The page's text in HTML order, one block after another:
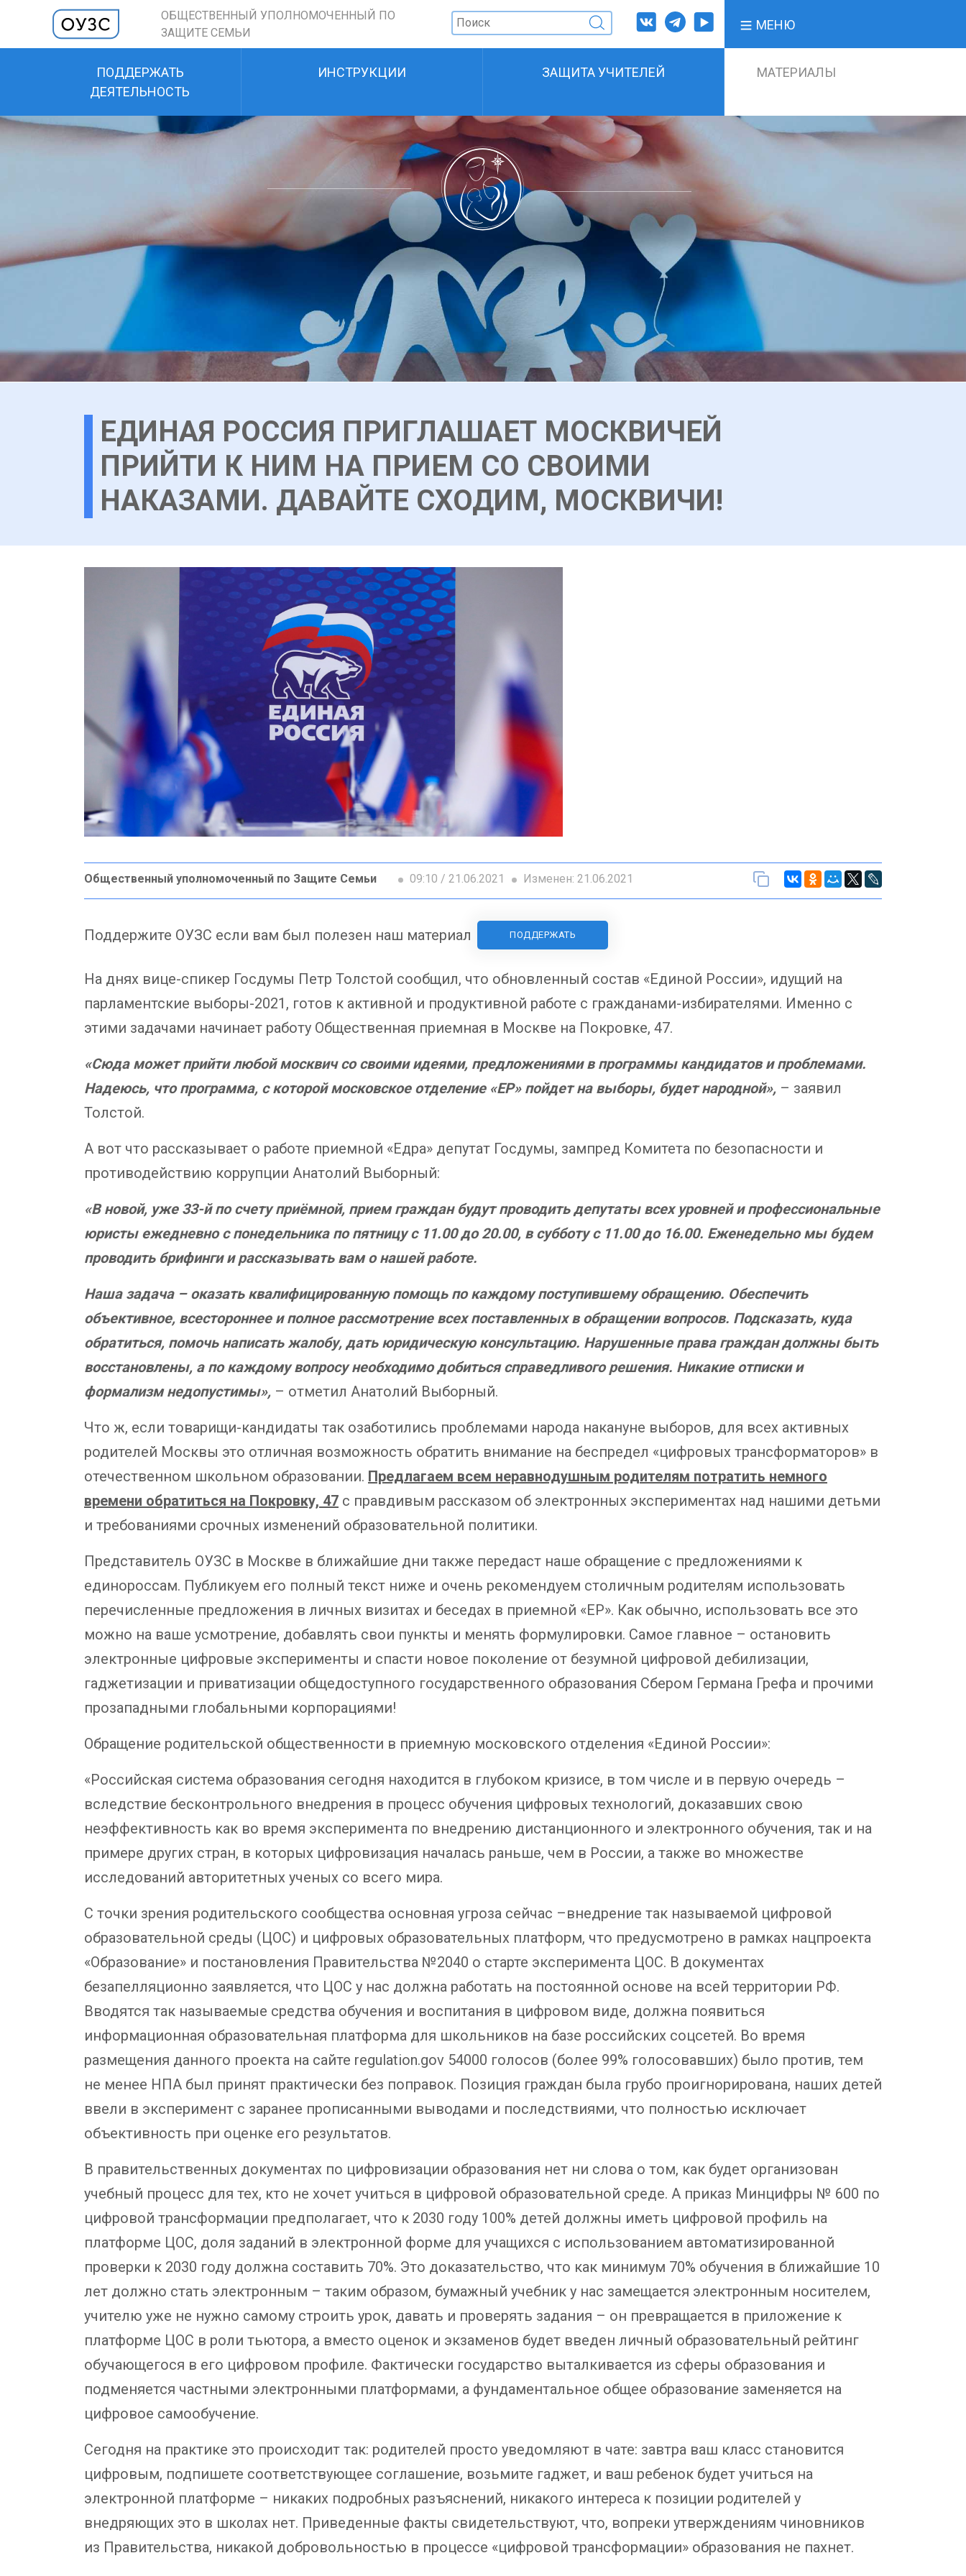
ОБЩЕСТВЕННЫЙ УПОЛНОМОЧЕННЫЙ ПО
ЗАЩИТЕ СЕМЬИ
МЕНЮ
ПОДДЕРЖАТЬ
ДЕЯТЕЛЬНОСТЬ
ИНСТРУКЦИИ ЗАЩИТА УЧИТЕЛЕЙ МАТЕРИАЛЫ
ЕДИНАЯ РОССИЯ ПРИГЛАШАЕТ МОСКВИЧЕЙ
ПРИЙТИ К НИМ НА ПРИЕМ СО СВОИМИ
НАКАЗАМИ. ДАВАЙТЕ СХОДИМ, МОСКВИЧИ!
Общественный уполномоченный по Защите Семьи 09:10 / 21.06.2021 Изменен: 21.06.2021
Поддержите ОУЗС если вам был полезен наш материал ПОДДЕРЖАТЬ
На днях вице-спикер Госдумы Петр Толстой сообщил, что обновленный состав «Единой России», идущий на
парламентские выборы-2021, готов к активной и продуктивной работе с гражданами-избирателями. Именно с
этими задачами начинает работу Общественная приемная в Москве на Покровке, 47.
«Сюда может прийти любой москвич со своими идеями, предложениями в программы кандидатов и проблемами.
Надеюсь, что программа, с которой московское отделение «ЕР» пойдет на выборы, будет народной», – заявил
Толстой.
А вот что рассказывает о работе приемной «Едра» депутат Госдумы, зампред Комитета по безопасности и
противодействию коррупции Анатолий Выборный:
«В новой, уже 33-й по счету приёмной, прием граждан будут проводить депутаты всех уровней и профессиональные
юристы ежедневно с понедельника по пятницу с 11.00 до 20.00, в субботу с 11.00 до 16.00. Еженедельно мы будем
проводить брифинги и рассказывать вам о нашей работе.
Наша задача – оказать квалифицированную помощь по каждому поступившему обращению. Обеспечить
объективное, всестороннее и полное рассмотрение всех поставленных в обращении вопросов. Подсказать, куда
обратиться, помочь написать жалобу, дать юридическую консультацию. Нарушенные права граждан должны быть
восстановлены, а по каждому вопросу необходимо добиться справедливого решения. Никакие отписки и
формализм недопустимы», – отметил Анатолий Выборный.
Что ж, если товарищи-кандидаты так озаботились проблемами народа накануне выборов, для всех активных
родителей Москвы это отличная возможность обратить внимание на беспредел «цифровых трансформаторов» в
отечественном школьном образовании. Предлагаем всем неравнодушным родителям потратить немного
времени обратиться на Покровку, 47 с правдивым рассказом об электронных экспериментах над нашими детьми
и требованиями срочных изменений образовательной политики.
Представитель ОУЗС в Москве в ближайшие дни также передаст наше обращение с предложениями к
единороссам. Публикуем его полный текст ниже и очень рекомендуем столичным родителям использовать
перечисленные предложения в личных визитах и беседах в приемной «ЕР». Как обычно, использовать все это
можно на ваше усмотрение, добавлять свои пункты и менять формулировки. Самое главное – остановить
электронные цифровые эксперименты и спасти новое поколение от безумной цифровой дебилизации,
гаджетизации и приватизации общедоступного государственного образования Сбером Германа Грефа и прочими
прозападными глобальными корпорациями!
Обращение родительской общественности в приемную московского отделения «Единой России»:
«Российская система образования сегодня находится в глубоком кризисе, в том числе и в первую очередь –
вследствие бесконтрольного внедрения в процесс обучения цифровых технологий, доказавших свою
неэффективность как во время эксперимента по внедрению дистанционного и электронного обучения, так и на
примере других стран, в которых цифровизация началась раньше, чем в России, а также во множестве
исследований авторитетных ученых со всего мира.
С точки зрения родительского сообщества основная угроза сейчас –внедрение так называемой цифровой
образовательной среды (ЦОС) и цифровых образовательных платформ, что предусмотрено в рамках нацпроекта
«Образование» и постановления Правительства №2040 о старте эксперимента ЦОС. В документах
безапелляционно заявляется, что ЦОС у нас должна работать на постоянной основе на всей территории РФ.
Вводятся так называемые средства обучения и воспитания в цифровом виде, должна появиться
информационная образовательная платформа для школьников на базе российских соцсетей. Во время
размещения данного проекта на сайте regulation.gov 54000 голосов (более 99% голосовавших) было против, тем
не менее НПА был принят практически без поправок. Позиция граждан была грубо проигнорирована, наших детей
ввели в эксперимент с заранее прописанными выводами и последствиями, что полностью исключает
объективность при оценке его результатов.
В правительственных документах по цифровизации образования нет ни слова о том, как будет организован
учебный процесс для тех, кто не хочет учиться в цифровой образовательной среде. А приказ Минцифры № 600 по
цифровой трансформации предполагает, что к 2030 году 100% детей должны иметь цифровой профиль на
платформе ЦОС, доля заданий в электронной форме для учащихся с использованием автоматизированной
проверки к 2030 году должна составить 70%. Это доказательство, что как минимум 70% обучения в ближайшие 10
лет должно стать электронным – таким образом, бумажный учебник у нас замещается электронным носителем,
учителю уже не нужно самому строить урок, давать и проверять задания – он превращается в приложение к
платформе ЦОС в роли тьютора, а вместо оценок и экзаменов будет введен личный образовательный рейтинг
обучающегося в его цифровом профиле. Фактически государство выталкивается из сферы образования и
подменяется частными электронными платформами, а фундаментальное общее образование заменяется на
цифровое самообучение.
Сегодня на практике это происходит так: родителей просто уведомляют в чате: завтра ваш класс становится
цифровым, подпишете соответствующее соглашение, возьмите гаджет, и ваш ребенок будет учиться на
электронной платформе – никаких подробных разъяснений, никакого интереса к позиции родителей у
внедряющих это в школах нет. Приведенные факты свидетельствуют, что, вопреки утверждениям чиновников
из Правительства, никакой добровольностью в процессе «цифровой трансформации» образования не пахнет.